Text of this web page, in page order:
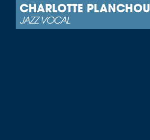
CHARLOTTE PLANCHOU
JAZZ VOCAL